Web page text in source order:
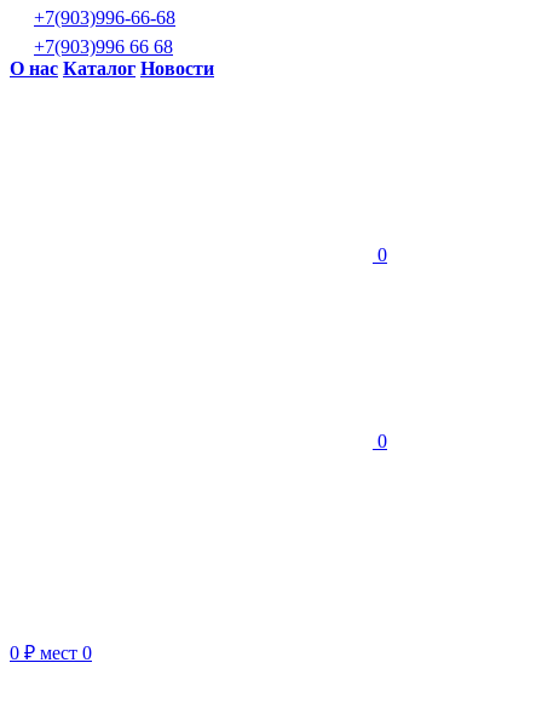
+7(903)996-66-68
+7(903)996 66 68
О нас Каталог Новости
0
0
0 ₽ мест 0